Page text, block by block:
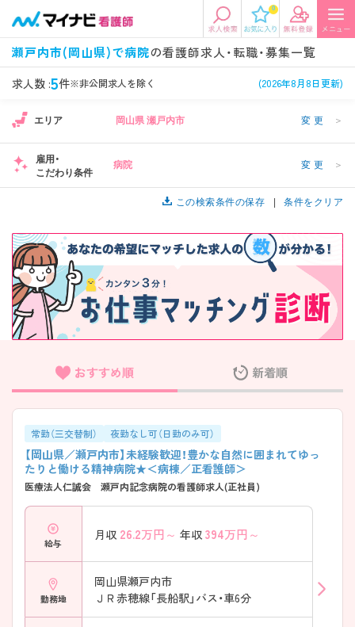
0
瀬戸内市(岡山県)で病院の看護師求人・転職・募集一覧
求人数 :5件※非公開求人を除く (2026年8月8日更新)
エリアから探す
エリアから探す 駅・路線から探す
関東 北陸・信越
東海 関西
北海道・東北 中国・四国
九州・沖縄
希望の求人条件を選択
条件項目の選択に戻る
看護師、准看護師など 常勤、夜勤なし可など
施設形態 1 担当業務
病棟、外来など
診察科目
美容外科、
循環器内科など
こだわり条件
未経験歓迎、
年収
年収500万円以上など
雇用形態
正社員、契約社員など
フリーワード検索
エリア 岡山県 瀬戸内市 変更 ＞
雇用・
こだわり条件
病院 変更 ＞
この検索条件の保存 条件をクリア
おすすめ順 新着順
常勤（三交替制） 夜勤なし可（日勤のみ可）
【岡山県／瀬戸内市】未経験歓迎！豊かな自然に囲まれてゆっ
たりと働ける精神病院★＜病棟／正看護師＞
医療法人仁誠会 瀬戸内記念病院の看護師求人(正社員)
給与
月収 26.2万円～ 年収 394万円～
勤務地
岡山県瀬戸内市
ＪＲ赤穂線「長船駅」バス・車6分